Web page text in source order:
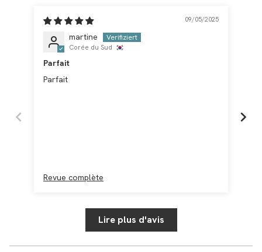
09/05/2025
martine
Corée du Sud
Parfait
Parfait
Revue complète
Lire plus d'avis